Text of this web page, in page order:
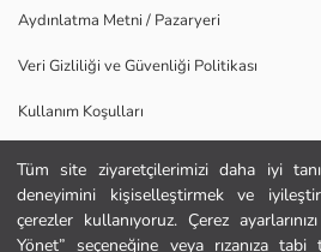
Tüm site ziyaretçilerimizi daha iyi
deneyimini kişiselleştirmek ve
çerezler kullanıyoruz. Çerez
Yönet” seçeneğine veya rızanıza tabi
Ana Sayfa
Aydınlatma Metni / Pazaryeri
Veri Gizliliği ve Güvenliği Politikası
Kullanım Koşulları